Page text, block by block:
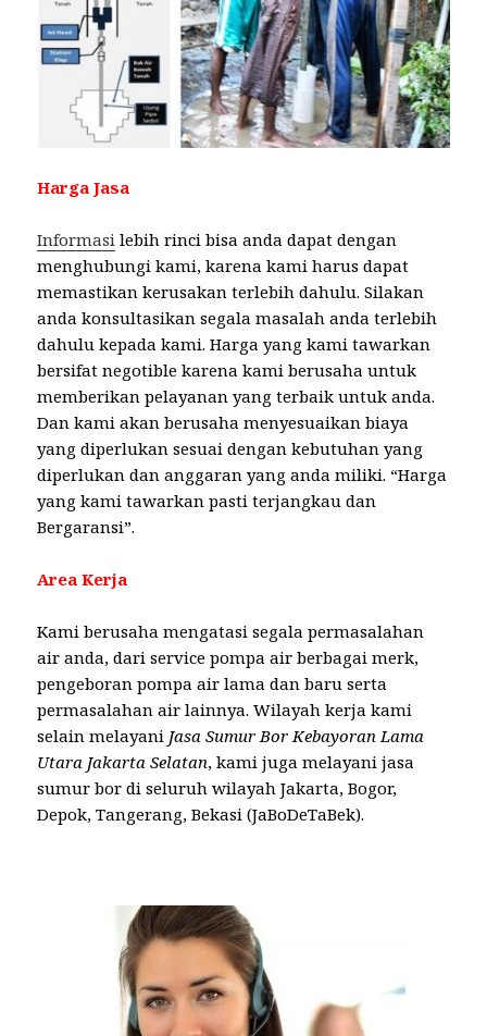
Harga Jasa
Informasi lebih rinci bisa anda dapat dengan
menghubungi kami, karena kami harus dapat
memastikan kerusakan terlebih dahulu. Silakan
anda konsultasikan segala masalah anda terlebih
dahulu kepada kami. Harga yang kami tawarkan
bersifat negotible karena kami berusaha untuk
memberikan pelayanan yang terbaik untuk anda.
Dan kami akan berusaha menyesuaikan biaya
yang diperlukan sesuai dengan kebutuhan yang
diperlukan dan anggaran yang anda miliki. “Harga
yang kami tawarkan pasti terjangkau dan
Bergaransi”.
Area Kerja
Kami berusaha mengatasi segala permasalahan
air anda, dari service pompa air berbagai merk,
pengeboran pompa air lama dan baru serta
permasalahan air lainnya. Wilayah kerja kami
selain melayani Jasa Sumur Bor Kebayoran Lama
Utara Jakarta Selatan, kami juga melayani jasa
sumur bor di seluruh wilayah Jakarta, Bogor,
Depok, Tangerang, Bekasi (JaBoDeTaBek).